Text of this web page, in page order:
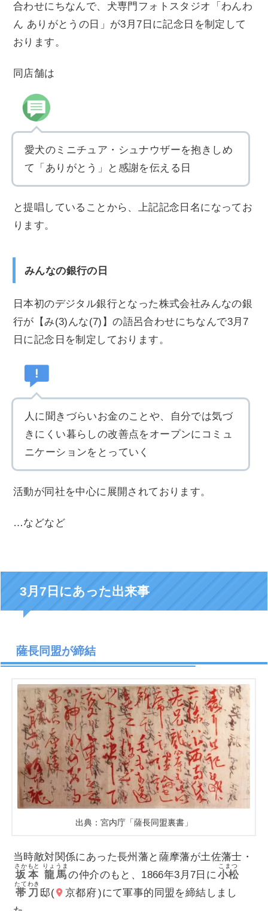
合わせにちなんで、犬専門フォトスタジオ「わんわ
ん ありがとうの日」が3月7日に記念日を制定して
おります。
同店舗は
愛犬のミニチュア・シュナウザーを抱きしめ
て「ありがとう」と感謝を伝える日
と提唱していることから、上記記念日名になってお
ります。
みんなの銀行の日
日本初のデジタル銀行となった株式会社みんなの銀
行が【み(3)んな(7)】の語呂合わせにちなんで3月7
日に記念日を制定しております。
人に聞きづらいお金のことや、自分では気づ
きにくい暮らしの改善点をオープンにコミュ
ニケーションをとっていく
活動が同社を中心に展開されております。
…などなど
3月7日にあった出来事
薩長同盟が締結
出典：宮内庁「薩長同盟裏書」
当時敵対関係にあった長州藩と薩摩藩が土佐藩士・
坂本
さかもと
龍馬
りょうま
の仲介のもと、1866年3月7日に 小松
こまつ
帯刀
たてわき
邸( 京都府)にて軍事的同盟を締結しまし